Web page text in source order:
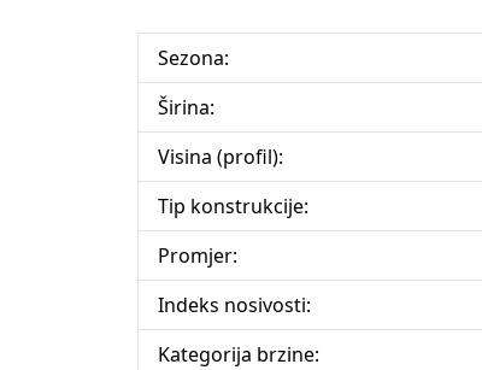
Sezona:
Širina:
Visina (profil):
Tip konstrukcije:
Promjer:
Indeks nosivosti:
Kategorija brzine: